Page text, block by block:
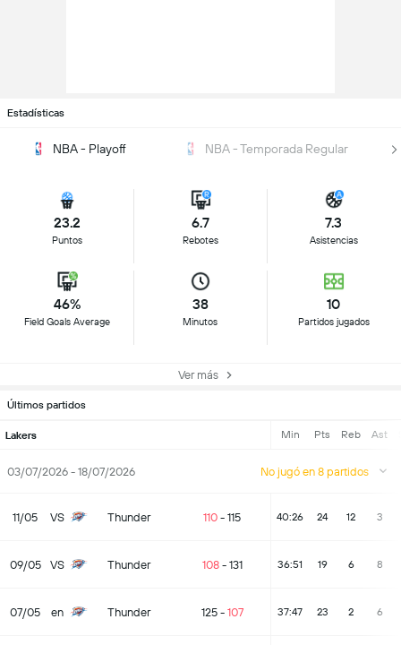
Estadísticas
NBA - Playoff NBA - Temporada Regular
23.2
Puntos
6.7
Rebotes
7.3
Asistencias
46%
Field Goals Average
38
Minutos
10
Partidos jugados
Ver más
Últimos partidos
Lakers Min Pts Reb Ast
03/07/2026 - 18/07/2026 No jugó en 8 partidos
11/05 VS Thunder 110 - 115 40:26 24 12 3
09/05 VS Thunder 108- 131 36:51 19 6 8
07/05 en Thunder 125- 107 37:47 23 2 6